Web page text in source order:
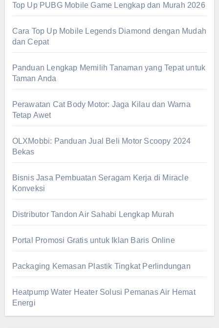
Top Up PUBG Mobile Game Lengkap dan Murah 2026
Cara Top Up Mobile Legends Diamond dengan Mudah
dan Cepat
Panduan Lengkap Memilih Tanaman yang Tepat untuk
Taman Anda
Perawatan Cat Body Motor: Jaga Kilau dan Warna
Tetap Awet
OLXMobbi: Panduan Jual Beli Motor Scoopy 2024
Bekas
Bisnis Jasa Pembuatan Seragam Kerja di Miracle
Konveksi
Distributor Tandon Air Sahabi Lengkap Murah
Portal Promosi Gratis untuk Iklan Baris Online
Packaging Kemasan Plastik Tingkat Perlindungan
Heatpump Water Heater Solusi Pemanas Air Hemat
Energi